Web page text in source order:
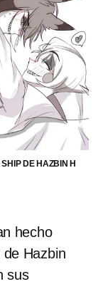
DE HAZBIN H
hecho
Hazbin
sus